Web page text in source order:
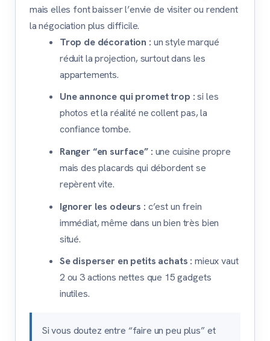
mais elles font baisser l’envie de visiter ou rendent
la négociation plus difficile.
Trop de décoration : un style marqué
réduit la projection, surtout dans les
appartements.
Une annonce qui promet trop :si les
photos et la réalité ne collent pas, la
confiance tombe.
Ranger “en surface” : une cuisine propre
mais des placards qui débordent se
repèrent vite.
Ignorer les odeurs : c’est un frein
immédiat, même dans un bien très bien
situé.
Se disperser en petits achats : mieux vaut
2 ou 3 actions nettes que 15 gadgets
inutiles.
Si vous doutez entre “faire un peu plus” et